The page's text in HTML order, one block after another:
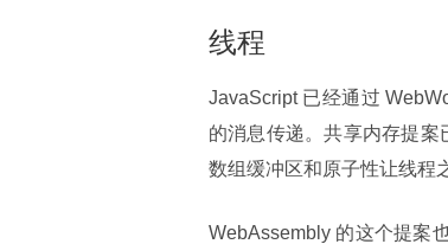
线程
JavaScript 已经通过
的消息传递。共享内存提
数组缓冲区和原子性让线程
WebAssembly 的这个提案